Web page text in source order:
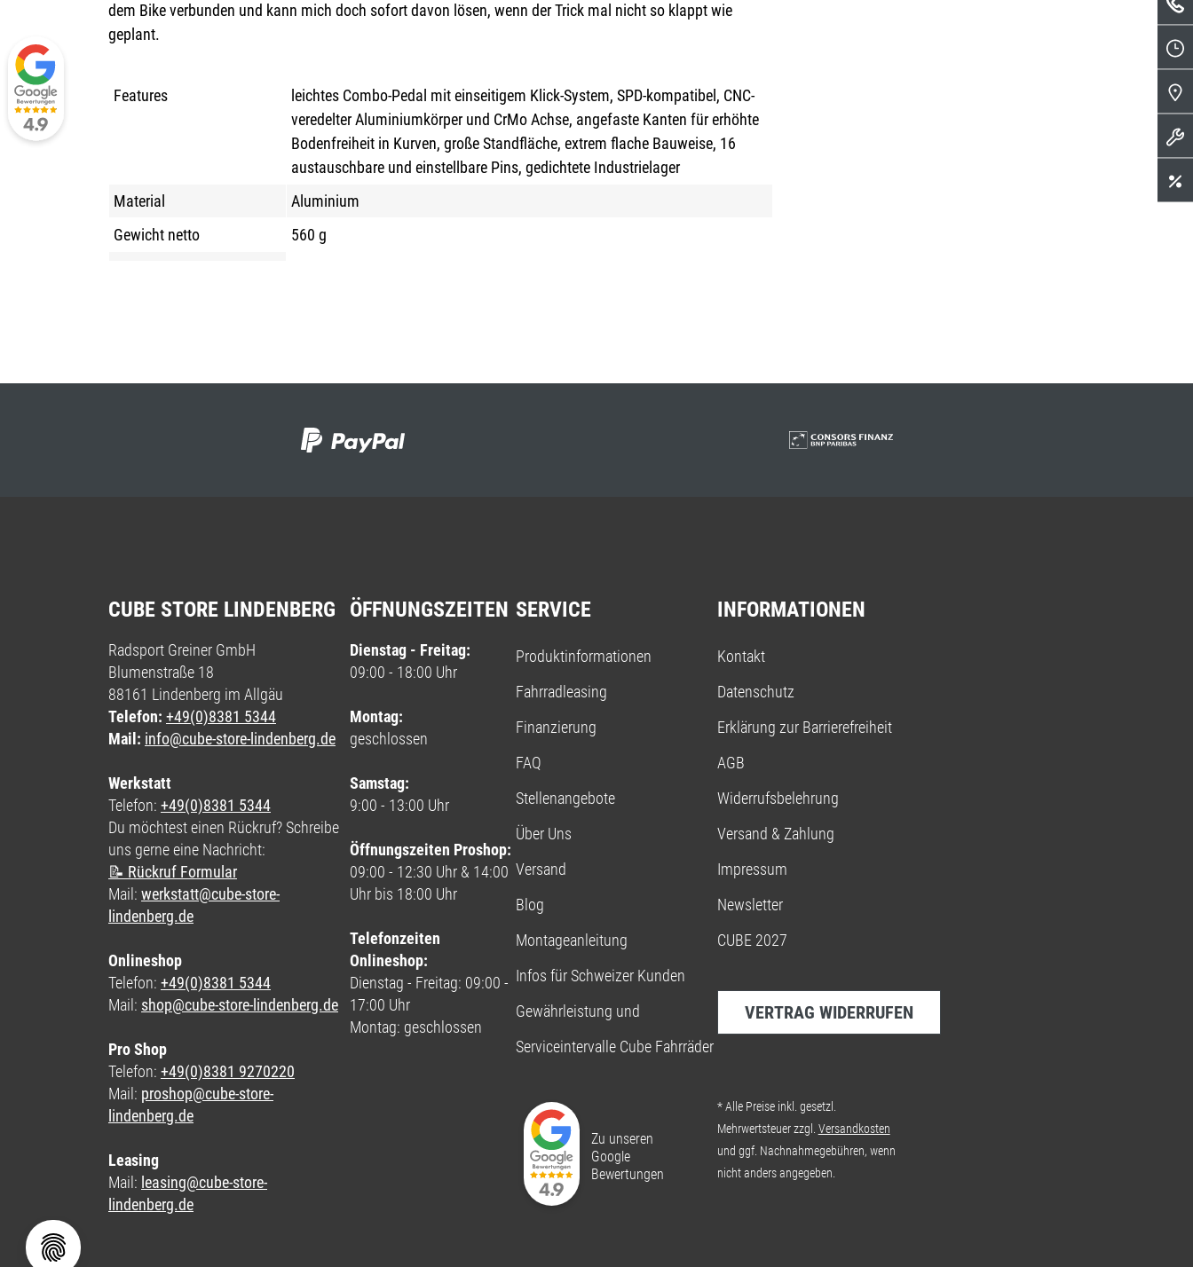
dem Bike verbunden und kann mich doch sofort davon lösen, wenn der Trick mal nicht so klappt wie
geplant.
Features
leichtes Combo-Pedal mit einseitigem Klick-System, SPD-kompatibel, CNC-
veredelter Aluminiumkörper und CrMo Achse, angefaste Kanten für erhöhte
Bodenfreiheit in Kurven, große Standfläche, extrem flache Bauweise, 16
austauschbare und einstellbare Pins, gedichtete Industrielager
Material
Aluminium
Gewicht netto
560 g
CUBE STORE LINDENBERG
Radsport Greiner GmbH
Blumenstraße 18
88161 Lindenberg im Allgäu
Telefon: +49(0)8381 5344
Mail: info@cube-store-lindenberg.de
Werkstatt
Telefon: +49(0)8381 5344
Du möchtest einen Rückruf? Schreibe
uns gerne eine Nachricht:
📝 Rückruf Formular
Mail: werkstatt@cube-store-
lindenberg.de
Onlineshop
Telefon: +49(0)8381 5344
Mail: shop@cube-store-lindenberg.de
Pro Shop
Telefon: +49(0)8381 9270220
Mail: proshop@cube-store-
lindenberg.de
Leasing
Mail: leasing@cube-store-
lindenberg.de
ÖFFNUNGSZEITEN
Dienstag - Freitag:
09:00 - 18:00 Uhr
Montag:
geschlossen
Samstag:
9:00 - 13:00 Uhr
Öffnungszeiten Proshop:
09:00 - 12:30 Uhr & 14:00
Uhr bis 18:00 Uhr
Telefonzeiten
Onlineshop:
Dienstag - Freitag: 09:00 -
17:00 Uhr
Montag: geschlossen
SERVICE
Produktinformationen
Fahrradleasing
Finanzierung
FAQ
Stellenangebote
Über Uns
Versand
Blog
Montageanleitung
Infos für Schweizer Kunden
Gewährleistung und
Serviceintervalle Cube Fahrräder
Zu unseren
Google
Bewertungen
INFORMATIONEN
Kontakt
Datenschutz
Erklärung zur Barrierefreiheit
AGB
Widerrufsbelehrung
Versand & Zahlung
Impressum
Newsletter
CUBE 2027
VERTRAG WIDERRUFEN
* Alle Preise inkl. gesetzl.
Mehrwertsteuer zzgl. Versandkosten
und ggf. Nachnahmegebühren, wenn
nicht anders angegeben.